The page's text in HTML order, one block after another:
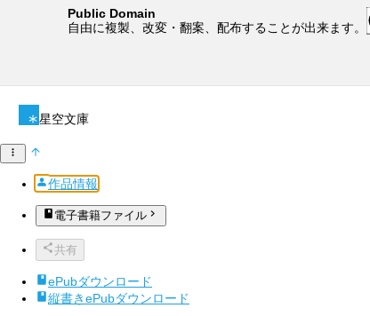
Public Domain
自由に複製、改変・翻案、配布することが出来ます。
星空文庫
作品情報
電子書籍ファイル
共有
ePubダウンロード
縦書きePubダウンロード